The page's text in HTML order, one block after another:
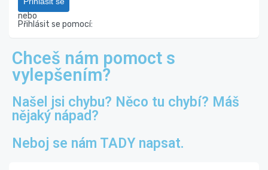
nebo
Přihlásit se pomocí:
Chceš nám pomoct s
vylepšením?
Našel jsi chybu? Něco tu chybí? Máš
nějaký nápad?
Neboj se nám TADY napsat.